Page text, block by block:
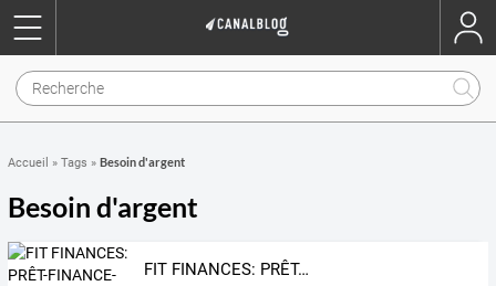
Accueil » Tags » Besoin d'argent
Besoin d'argent
FIT FINANCES: PRÊT-FINANCE-CRÉDIT-INVESTISSEMENT